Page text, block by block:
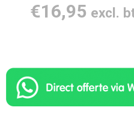
€16,95 excl.